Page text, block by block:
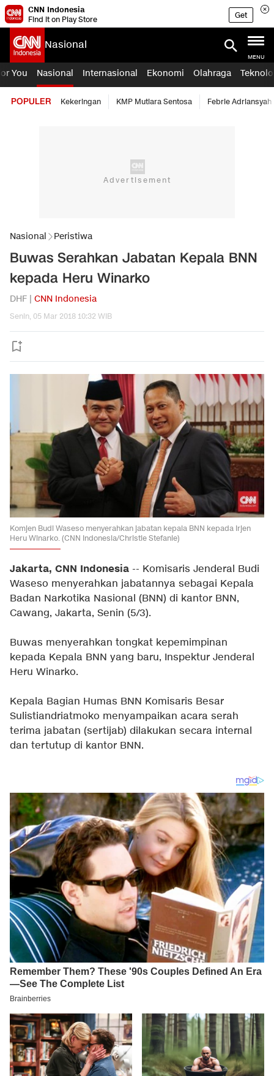
CNN Indonesia
Find it on Play Store
Get
Nasional
MENU
You Nasional Internasional Ekonomi Olahraga
POPULER Kekeringan KMP Mutiara Sentosa Febrie Adriansyah
Nasional Peristiwa
Buwas Serahkan Jabatan Kepala BNN
kepada Heru Winarko
DHF | CNN Indonesia
Senin, 05 Mar 2018 10:32 WIB
Komjen Budi Waseso menyerahkan jabatan kepala BNN kepada Irjen
Heru Winarko. (CNN Indonesia/Christie Stefanie)
Jakarta, CNN Indonesia -- Komisaris Jenderal Budi
Waseso menyerahkan jabatannya sebagai Kepala
Badan Narkotika Nasional (BNN) di kantor BNN,
Cawang, Jakarta, Senin (5/3).
Buwas menyerahkan tongkat kepemimpinan
kepada Kepala BNN yang baru, Inspektur Jenderal
Heru Winarko.
Kepala Bagian Humas BNN Komisaris Besar
Sulistiandriatmoko menyampaikan acara serah
terima jabatan (sertijab) dilakukan secara internal
dan tertutup di kantor BNN.